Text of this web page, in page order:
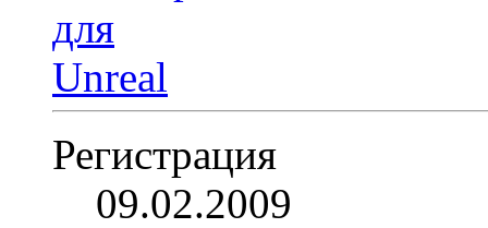
Регистрация
09.02.2009